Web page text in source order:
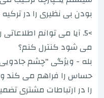
بودن بی نظیری را در
>5. آیا می توانم
می شود کنترل کنم؟
بله - ویژگی "چشم
حساس را فراهم می کند
را در ارتباطات مشتری